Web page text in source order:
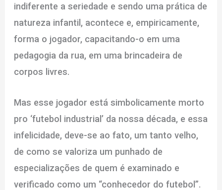
indiferente a seriedade e sendo uma prática de
natureza infantil, acontece e, empiricamente,
forma o jogador, capacitando-o em uma
pedagogia da rua, em uma brincadeira de
corpos livres.
Mas esse jogador está simbolicamente morto
pro ‘futebol industrial’ da nossa década, e essa
infelicidade, deve-se ao fato, um tanto velho,
de como se valoriza um punhado de
especializações de quem é examinado e
verificado como um “conhecedor do futebol”.